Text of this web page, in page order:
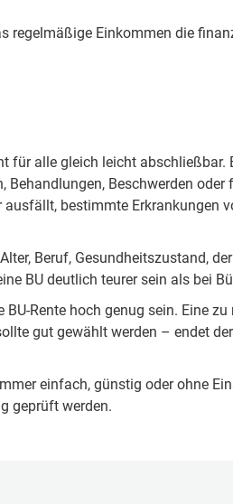
regelmäßige Einkommen die
für alle gleich leicht abschließbar.
Beschwerden
bestimmte Erkrankungen
Beruf, Gesundheitszustand,
BU deutlich teurer sein als bei
Rente hoch genug sein. Eine
gut gewählt werden – endet
einfach, günstig oder ohne
geprüft werden.